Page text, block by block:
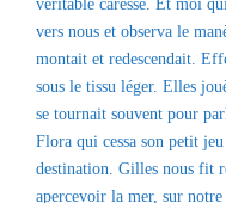
véritable caresse. Et moi
vers nous et observa le
montait et redescendait.
sous le tissu léger. Elles
se tournait souvent pour
Flora qui cessa son petit
destination. Gilles nous fit
apercevoir la mer, sur notre